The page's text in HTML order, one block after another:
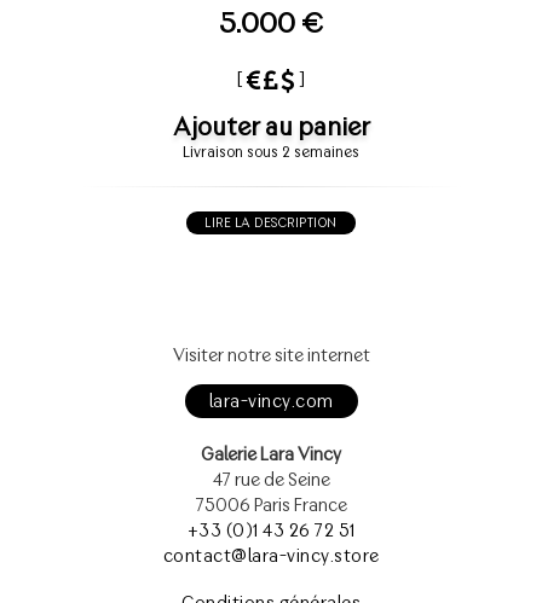
5.000 €
[ ]
Ajouter au panier
Livraison sous 2 semaines
LIRE LA DESCRIPTION
Visiter notre site internet
lara-vincy.com
Galerie Lara Vincy
47 rue de Seine
75006 Paris France
+33 (0)1 43 26 72 51
contact@lara-vincy.store